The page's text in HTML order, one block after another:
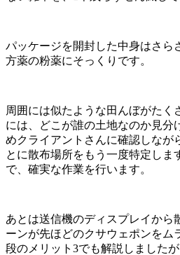
パッケージを開封した中身はさら
方薬の粉薬にそっくりです。
周囲には似たような田んぼがたく
には、どこが誰の土地なのか見分
めクライアントさんに確認しなが
とに散布場所をもう一度特定しま
で、確実な作業を行います。
あとは送信機のディスプレイから
ーンが先ほどのクサウェポンをム
段のメリット3でも解説しました